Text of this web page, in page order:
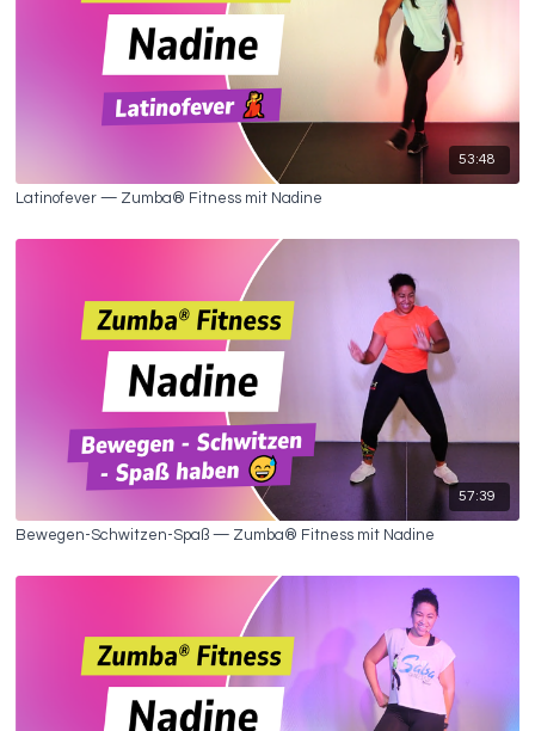
53:48
Latinofever — Zumba® Fitness mit Nadine
57:39
Bewegen-Schwitzen-Spaß — Zumba® Fitness mit Nadine